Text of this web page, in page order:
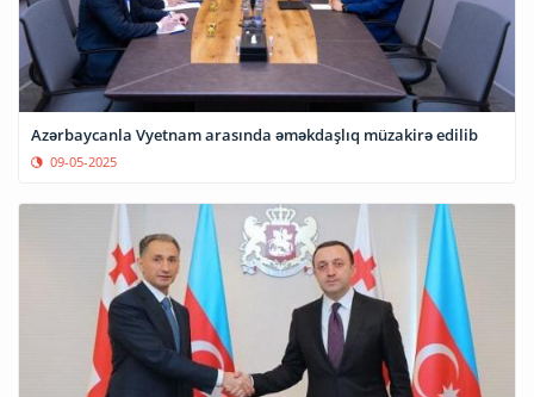
Azərbaycanla Vyetnam arasında əməkdaşlıq müzakirə edilib
09-05-2025